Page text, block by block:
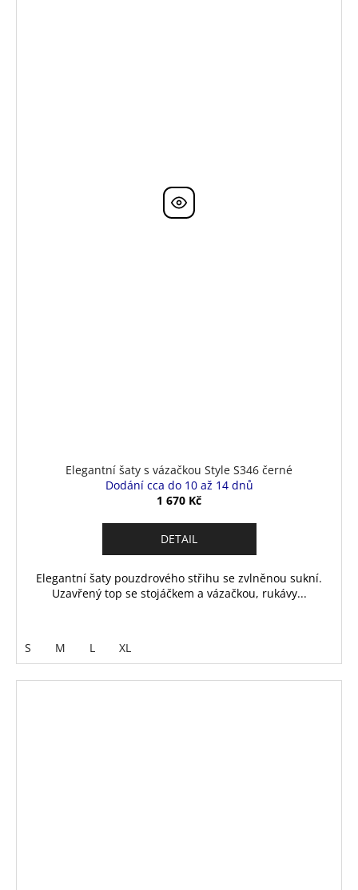
Elegantní šaty s vázačkou Style S346 černé
Dodání cca do 10 až 14 dnů
1 670 Kč
DETAIL
Elegantní šaty pouzdrového střihu se zvlněnou sukní.
Uzavřený top se stojáčkem a vázačkou, rukávy...
S M L XL